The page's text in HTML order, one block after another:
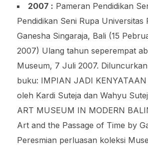
2007 : Pameran Pendidikan
Pendidikan Seni Rupa Universitas
Ganesha Singaraja, Bali (15
2007) Ulang tahun seperempat
Museum, 7 Juli 2007.
buku: IMPIAN JADI
oleh Kardi Suteja dan Wahyu
ART MUSEUM IN MODERN
Art and the Passage of Time by
Peresmian perluasan koleksi